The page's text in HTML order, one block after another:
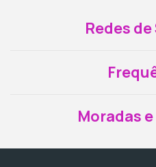
Redes
Moradas